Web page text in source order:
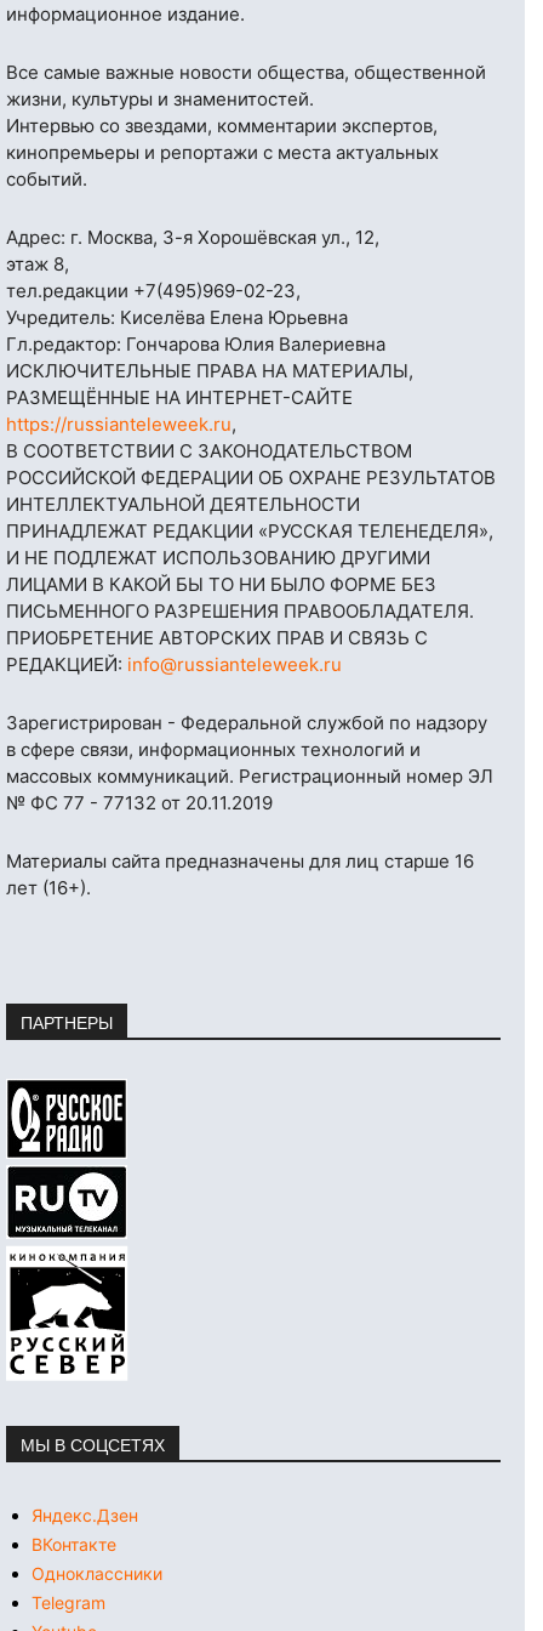
информационное издание.
Все самые важные новости общества, общественной
жизни, культуры и знаменитостей.
Интервью со звездами, комментарии экспертов,
кинопремьеры и репортажи с места актуальных
событий.
Адрес: г. Москва, 3-я Хорошёвская ул., 12,
этаж 8,
тел.редакции +7(495)969-02-23,
Учредитель: Киселёва Елена Юрьевна
Гл.редактор: Гончарова Юлия Валериевна
ИСКЛЮЧИТЕЛЬНЫЕ ПРАВА НА МАТЕРИАЛЫ,
РАЗМЕЩЁННЫЕ НА ИНТЕРНЕТ-САЙТЕ
https://russianteleweek.ru,
В СООТВЕТСТВИИ С ЗАКОНОДАТЕЛЬСТВОМ
РОССИЙСКОЙ ФЕДЕРАЦИИ ОБ ОХРАНЕ РЕЗУЛЬТАТОВ
ИНТЕЛЛЕКТУАЛЬНОЙ ДЕЯТЕЛЬНОСТИ
ПРИНАДЛЕЖАТ РЕДАКЦИИ «РУССКАЯ ТЕЛЕНЕДЕЛЯ»,
И НЕ ПОДЛЕЖАТ ИСПОЛЬЗОВАНИЮ ДРУГИМИ
ЛИЦАМИ В КАКОЙ БЫ ТО НИ БЫЛО ФОРМЕ БЕЗ
ПИСЬМЕННОГО РАЗРЕШЕНИЯ ПРАВООБЛАДАТЕЛЯ.
ПРИОБРЕТЕНИЕ АВТОРСКИХ ПРАВ И СВЯЗЬ С
РЕДАКЦИЕЙ: info@russianteleweek.ru
Зарегистрирован - Федеральной службой по надзору
в сфере связи, информационных технологий и
массовых коммуникаций. Регистрационный номер ЭЛ
№ ФС 77 - 77132 от 20.11.2019
Материалы сайта предназначены для лиц старше 16
лет (16+).
ПАРТНЕРЫ
МЫ В СОЦСЕТЯХ
Яндекс.Дзен
ВКонтакте
Одноклассники
Telegram